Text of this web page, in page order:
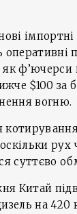
імпортні
як ф’ючерси
$100 за
вогню.
суттєво
Китай
на 420